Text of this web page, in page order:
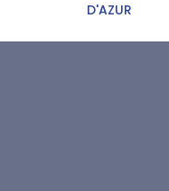
D'AZUR